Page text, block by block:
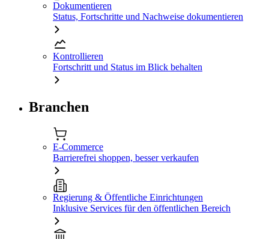
Dokumentieren
Status, Fortschritte und Nachweise dokumentieren
Kontrollieren
Fortschritt und Status im Blick behalten
Branchen
E-Commerce
Barrierefrei shoppen, besser verkaufen
Regierung & Öffentliche Einrichtungen
Inklusive Services für den öffentlichen Bereich